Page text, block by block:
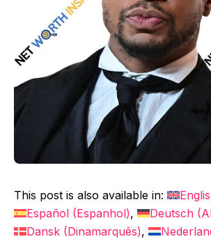
This post is also available in:
Español (Espanhol) Deutsch (
Dansk (Dinamarquês)